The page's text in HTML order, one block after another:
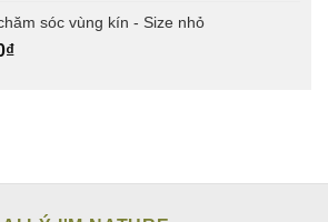
sóc vùng kín - Size nhỏ
₫